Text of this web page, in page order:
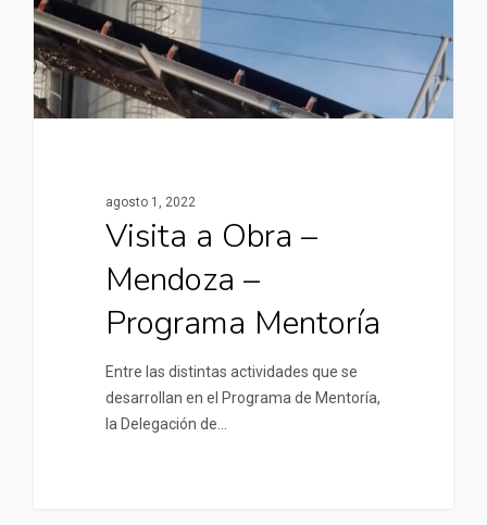
agosto 1, 2022
Visita a Obra –
Mendoza –
Programa Mentoría
Entre las distintas actividades que se
desarrollan en el Programa de Mentoría,
la Delegación de…